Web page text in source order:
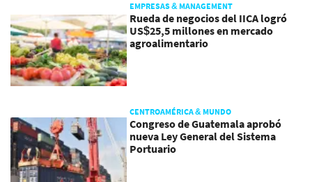
EMPRESAS & MANAGEMENT
Rueda de negocios del IICA logró
US$25,5 millones en mercado
agroalimentario
CENTROAMÉRICA & MUNDO
Congreso de Guatemala aprobó
nueva Ley General del Sistema
Portuario